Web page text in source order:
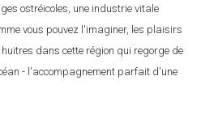
ostréicoles, une industrie vitale
vous pouvez l'imaginer, les plaisirs
dans cette région qui regorge de
- l'accompagnement parfait d'une